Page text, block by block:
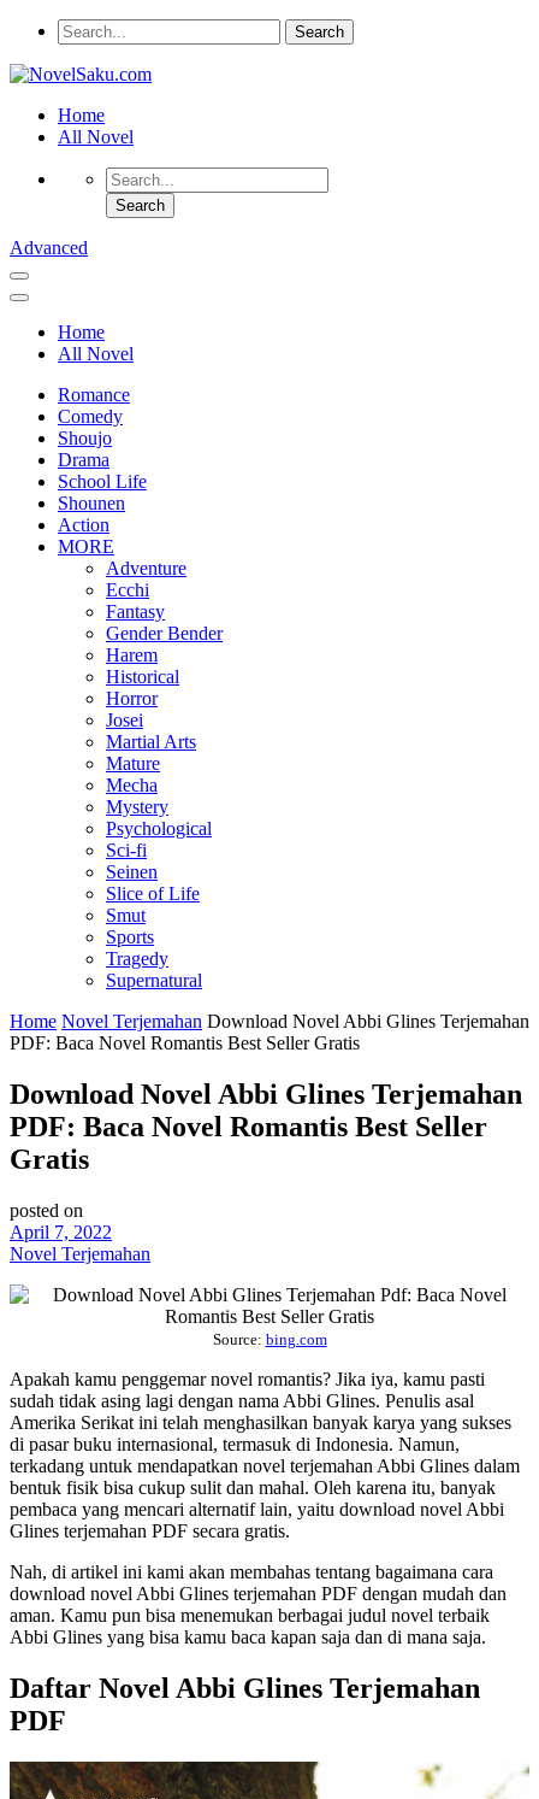
Home
All Novel
Advanced
Home
All Novel
Romance
Comedy
Shoujo
Drama
School Life
Shounen
Action
MORE
Adventure
Ecchi
Fantasy
Gender Bender
Harem
Historical
Horror
Josei
Martial Arts
Mature
Mecha
Mystery
Psychological
Sci-fi
Seinen
Slice of Life
Smut
Sports
Tragedy
Supernatural
Home Novel Terjemahan Download Novel Abbi Glines Terjemahan
PDF: Baca Novel Romantis Best Seller Gratis
Download Novel Abbi Glines Terjemahan
PDF: Baca Novel Romantis Best Seller
Gratis
posted on
April 7, 2022
Novel Terjemahan
Source: bing.com
Apakah kamu penggemar novel romantis? Jika iya, kamu pasti
sudah tidak asing lagi dengan nama Abbi Glines. Penulis asal
Amerika Serikat ini telah menghasilkan banyak karya yang sukses
di pasar buku internasional, termasuk di Indonesia. Namun,
terkadang untuk mendapatkan novel terjemahan Abbi Glines dalam
bentuk fisik bisa cukup sulit dan mahal. Oleh karena itu, banyak
pembaca yang mencari alternatif lain, yaitu download novel Abbi
Glines terjemahan PDF secara gratis.
Nah, di artikel ini kami akan membahas tentang bagaimana cara
download novel Abbi Glines terjemahan PDF dengan mudah dan
aman. Kamu pun bisa menemukan berbagai judul novel terbaik
Abbi Glines yang bisa kamu baca kapan saja dan di mana saja.
Daftar Novel Abbi Glines Terjemahan
PDF